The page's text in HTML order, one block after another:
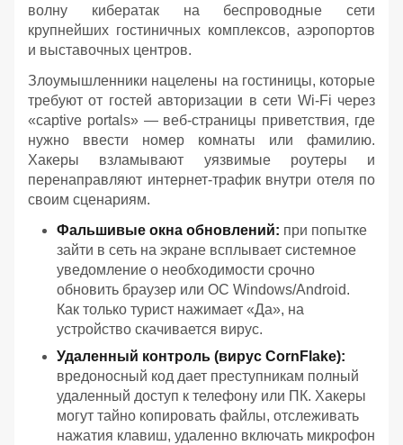
волну кибератак на беспроводные сети
крупнейших гостиничных комплексов, аэропортов
и выставочных центров.
Злоумышленники нацелены на гостиницы, которые
требуют от гостей авторизации в сети Wi-Fi через
«captive portals» — веб-страницы приветствия, где
нужно ввести номер комнаты или фамилию.
Хакеры взламывают уязвимые роутеры и
перенаправляют интернет-трафик внутри отеля по
своим сценариям.
Фальшивые окна обновлений: при попытке
зайти в сеть на экране всплывает системное
уведомление о необходимости срочно
обновить браузер или ОС Windows/Android.
Как только турист нажимает «Да», на
устройство скачивается вирус.
Удаленный контроль (вирус CornFlake):
вредоносный код дает преступникам полный
удаленный доступ к телефону или ПК. Хакеры
могут тайно копировать файлы, отслеживать
нажатия клавиш, удаленно включать микрофон